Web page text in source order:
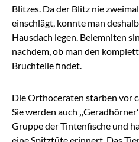
Blitzes. Da der Blitz nie
einschlägt, konnte man
Hausdach legen. Belemniten
nachdem, ob man den
Bruchteile findet.
Die Orthoceraten starben vor
Sie werden auch
Gruppe der Tintenfische und